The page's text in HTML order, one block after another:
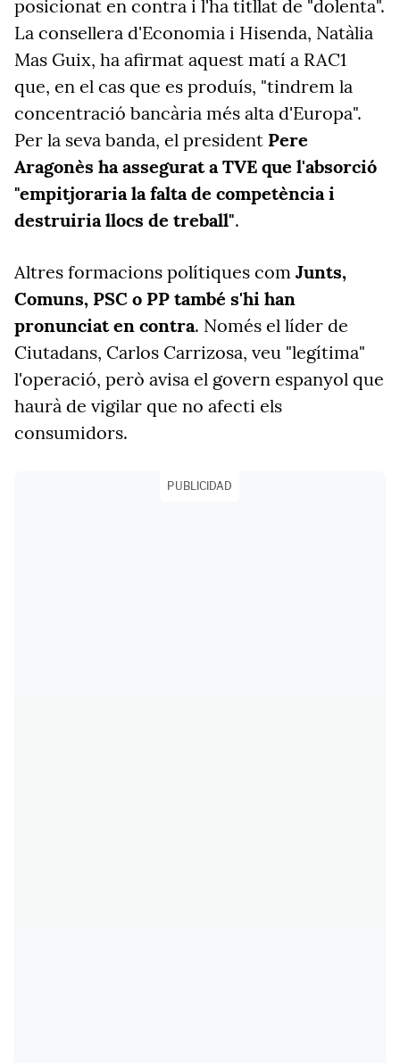
posicionat en contra i l'ha titllat de "dolenta".
La consellera d'Economia i Hisenda, Natàlia
Mas Guix, ha afirmat aquest matí a RAC1
que, en el cas que es produís, "tindrem la
concentració bancària més alta d'Europa".
Per la seva banda, el president Pere
Aragonès ha assegurat a TVE que l'absorció
"empitjoraria la falta de competència i
destruiria llocs de treball".
Altres formacions polítiques com Junts,
Comuns, PSC o PP també s'hi han
pronunciat en contra. Només el líder de
Ciutadans, Carlos Carrizosa, veu "legítima"
l'operació, però avisa el govern espanyol que
haurà de vigilar que no afecti els
consumidors.
PUBLICIDAD